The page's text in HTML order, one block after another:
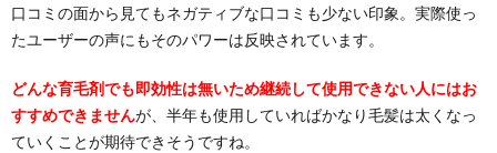
口コミの面から見てもネガティブな口コミも少ない印象。実際使っ
たユーザーの声にもそのパワーは反映されています。
どんな育毛剤でも即効性は無いため継続して使用できない人にはお
すすめできませんが、半年も使用していればかなり毛髪は太くなっ
ていくことが期待できそうですね。